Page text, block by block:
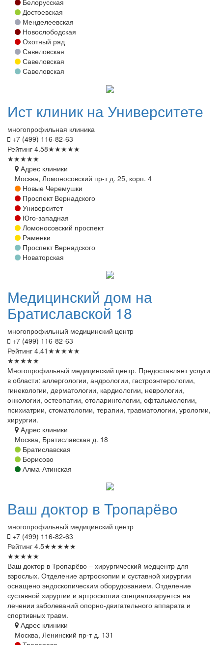
Белорусская
Достоевская
Менделеевская
Новослободская
Охотный ряд
Савеловская
Савеловская
Савеловская
Ист клиник на Университете
многопрофильная клиника
+7 (499) 116-82-63
Рейтинг 4.58★★★★★
★★★★★
Адрес клиники
Москва, Ломоносовский пр-т д. 25, корп. 4
Новые Черемушки
Проспект Вернадского
Университет
Юго-западная
Ломоносовский проспект
Раменки
Проспект Вернадского
Новаторская
Медицинский дом на
Братиславской 18
многопрофильный медицинский центр
+7 (499) 116-82-63
Рейтинг 4.41 ★★★★★
★★★★★
Многопрофильный медицинский центр. Предоставляет услуги
в области: аллергологии, андрологии, гастроэнтерологии,
гинекологии, дерматологии, кардиологии, неврологии,
онкологии, остеопатии, отоларингологии, офтальмологии,
психиатрии, стоматологии, терапии, травматологии, урологии,
хирургии.
Адрес клиники
Москва, Братиславская д. 18
Братиславская
Борисово
Алма-Атинская
Ваш доктор в Тропарёво
многопрофильный медицинский центр
+7 (499) 116-82-63
Рейтинг 4.5★★★★★
★★★★★
Ваш доктор в Тропарёво – хирургический медцентр для
взрослых. Отделение артроскопии и суставной хирургии
оснащено эндоскопическим оборудованием. Отделение
суставной хирургии и артроскопии специализируется на
лечении заболеваний опорно-двигательного аппарата и
спортивных травм.
Адрес клиники
Москва, Ленинский пр-т д. 131